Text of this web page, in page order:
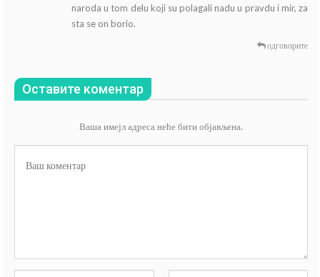
naroda u tom delu koji su polagali nadu u pravdu i mir, za
sta se on borio.
одговорите
Оставите коментар
Ваша имејл адреса неће бити објављена.